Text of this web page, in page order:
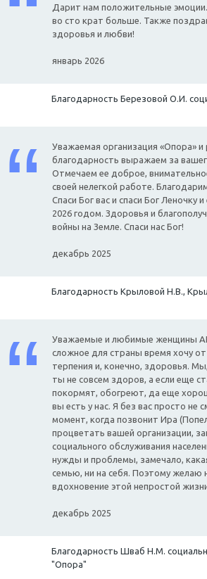
Дарит нам положительные
во сто крат больше. Также
здоровья и любви!
январь 2026
Благодарность Березовой О.И.
Уважаемая организация «Опора»
благодарность выражаем за
Отмечаем ее доброе,
своей нелегкой работе.
Спаси Бог вас и спаси Бог
2026 годом. Здоровья и
войны на Земле. Спаси нас Бог!
декабрь 2025
Благодарность Крыловой Н.В.,
Уважаемые и любимые женщины
сложное для страны время хочу
терпения и, конечно, здоровья.
ты не совсем здоров, а если еще
покормят, обогреют, да еще
вы есть у нас. Я без вас просто
момент, когда позвонит Ира
процветать вашей организации,
социального обслуживания
нужды и проблемы, замечало,
семью, ни на себя. Поэтому желаю
вдохновение этой непростой
декабрь 2025
Благодарность Шваб Н.М.
"Опора"